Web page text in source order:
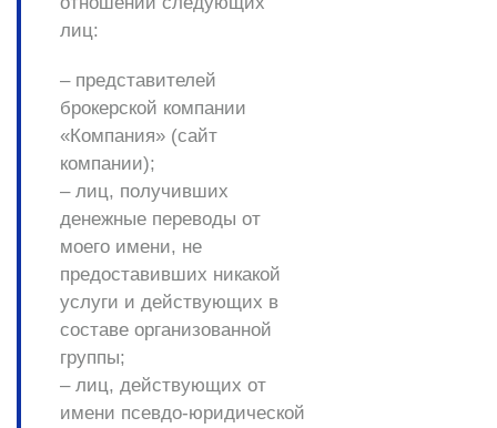
лиц:
– представителей
брокерской компании
«Компания» (сайт
компании);
– лиц, получивших
денежные переводы от
моего имени, не
предоставивших никакой
услуги и действующих в
составе организованной
группы;
– лиц, действующих от
имени псевдо-юридической